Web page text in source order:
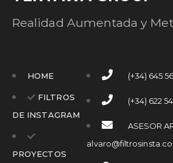
Realidad Aumentada y
HOME
FILTROS
DE INSTAGRAM
PROYECTOS
(+34) 645
(+34) 622
ASESOR